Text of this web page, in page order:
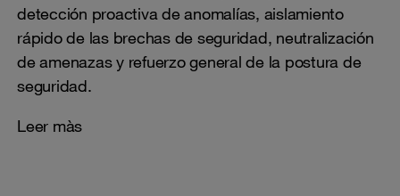
detección proactiva de anomalías, aislamiento
rápido de las brechas de seguridad, neutralización
de amenazas y refuerzo general de la postura de
seguridad.
Leer màs